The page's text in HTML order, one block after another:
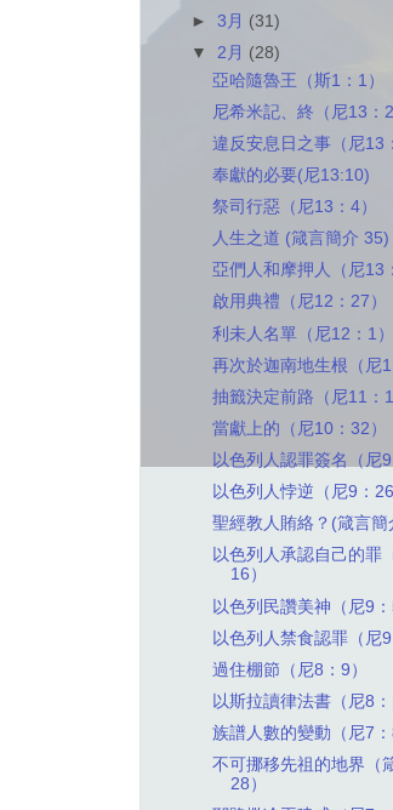
►3月 (31)
▼ 2月 (28)
亞哈隨魯王（斯1：1）
尼希米記、終（尼13：
違反安息日之事（尼13
奉獻的必要(尼13:10)
祭司行惡（尼13：4）
人生之道 (箴言簡介 35)
亞們人和摩押人（尼13
啟用典禮（尼12：27）
利未人名單（尼12：1）
再次於迦南地生根（尼
抽籤決定前路（尼11：1
當獻上的（尼10：32）
以色列人認罪簽名（尼9
以色列人悖逆（尼9：26
聖經教人賄絡？(箴言簡
以色列人承認自己的罪
16）
以色列民讚美神（尼9：
以色列人禁食認罪（尼9
過住棚節（尼8：9）
以斯拉讀律法書（尼8：
族譜人數的變動（尼7：
不可挪移先祖的地界（
28）